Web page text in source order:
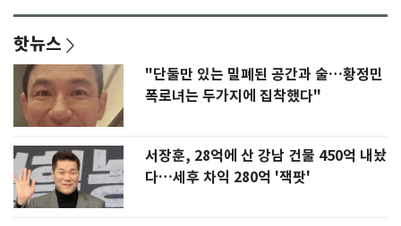
핫뉴스
"단둘만 있는 밀폐된 공간과 술…황정민
폭로녀는 두가지에 집착했다"
서장훈, 28억에 산 강남 건물 450억 내놨
다…세후 차익 280억 '잭팟'